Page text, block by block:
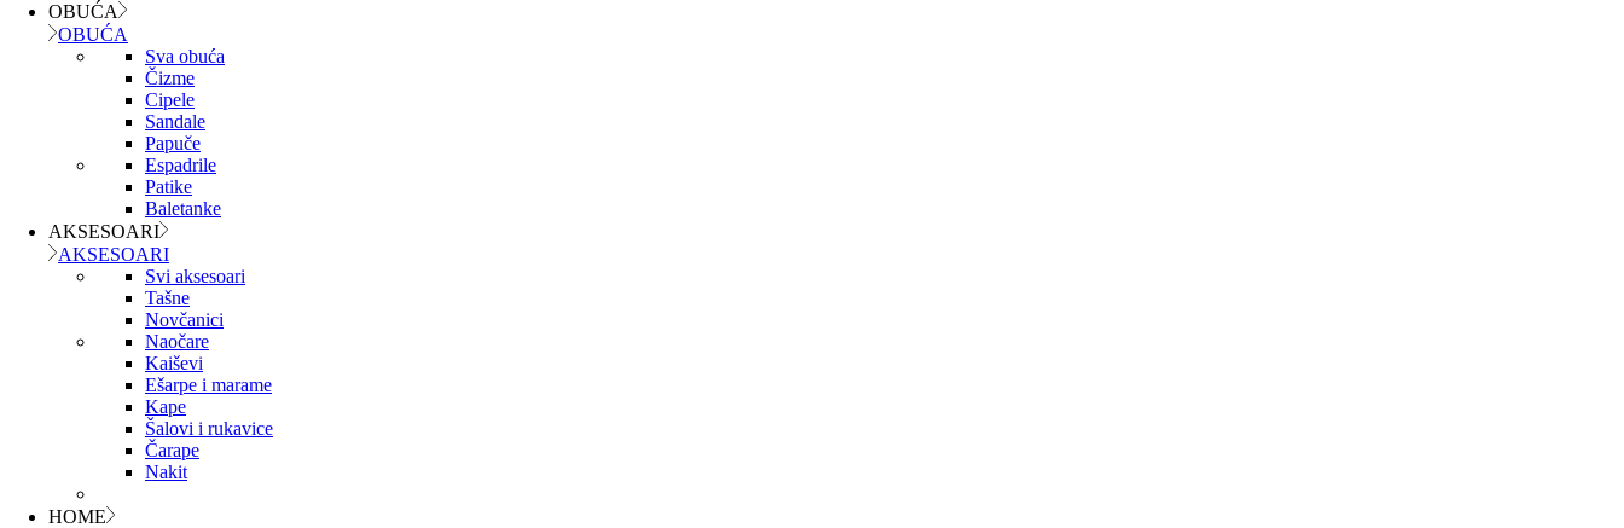
OBUĆA
OBUĆA
Sva obuća
Čizme
Cipele
Sandale
Papuče
Espadrile
Patike
Baletanke
AKSESOARI
AKSESOARI
Svi aksesoari
Tašne
Novčanici
Naočare
Kaiševi
Ešarpe i marame
Kape
Šalovi i rukavice
Čarape
Nakit
HOME